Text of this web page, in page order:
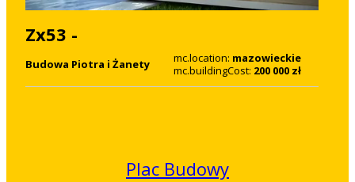
Zx53 -
Budowa Piotra i Żanety mc.location: mazowieckie
mc.buildingCost: 200 000 zł
Plac Budowy